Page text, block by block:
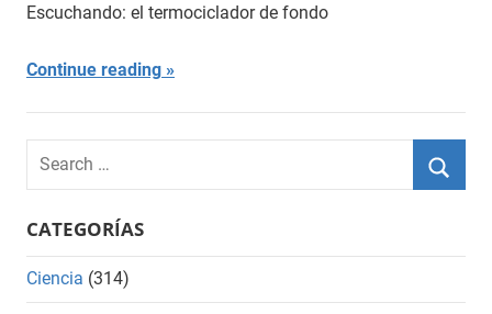
Escuchando: el termociclador de fondo
Continue reading
Search
for:
CATEGORÍAS
Ciencia (314)